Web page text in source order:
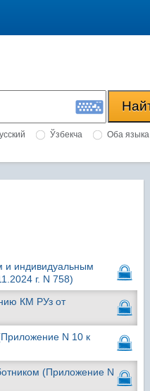
Ўзбекча Оба языка
и индивидуальным
г. N 758)
КМ РУз от
N 10 к
(Приложение N